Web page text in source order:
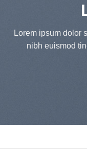
Lorem ipsum dolor
nibh euismod